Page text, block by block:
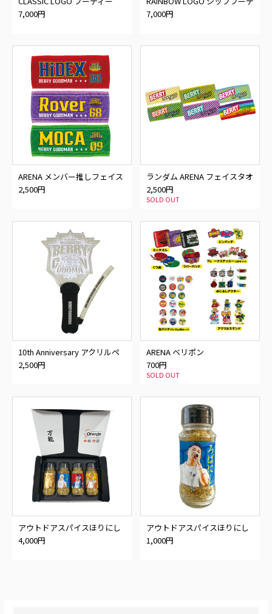
7,000円
ィー
7,000円
ARENA メンバー推しフェイス
タオル
2,500円
ランダム ARENA フェイスタオ
ル
2,500円
SOLD OUT
10th Anniversary アクリルペ
ンライト
2,500円
ARENA ベリポン
700円
SOLD OUT
アウトドアスパイスほりにし
×ベリーグッドマン
4,000円
アウトドアスパイスほりにし
×ベリーグッドマン
1,000円